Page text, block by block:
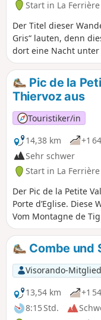
Start in La
Der Titel dieser
Gris“ lauten, denn
dort eine Nacht
einzigartiges
Sonnenaufgänge in
schönsten der
Route und die alpine
anspruchsvolle
diese sehr
Planung im Vorfeld.
Pic de la
Thiervoz aus
Touristiker/in
14,38 km
+1
Sehr schwer
Start in La
Der Pic de la Petite
Porte d’Eglise.
Vom Montagne de
Sie niemandem
andere als harmlos,
müssen Sie Ihren
eine wunderschöne,
herrlichen
Combe und
Visorando-Mitglied
13,54 km
+1
8:15 Std.